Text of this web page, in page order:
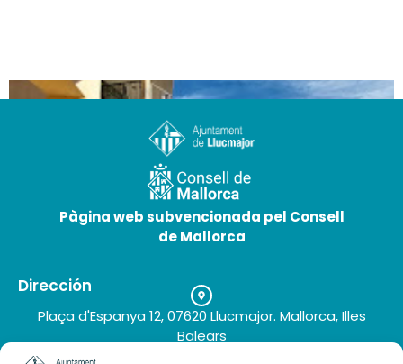
Blue Sea Mediodía | 3★
Pàgina web subvencionada pel Consell
de Mallorca
Dirección
Plaça d'Espanya 12, 07620 Llucmajor. Mallorca, Illes
Balears
Teléfono